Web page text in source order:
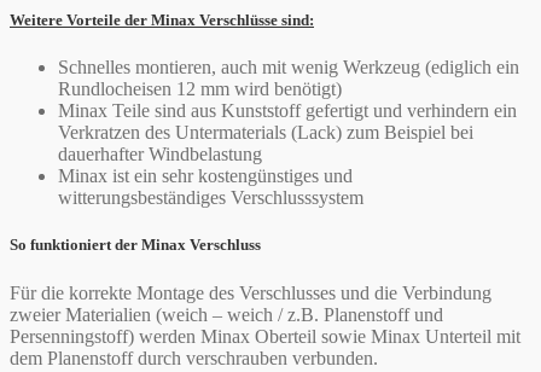
Weitere Vorteile der Minax Verschlüsse sind:
Schnelles montieren, auch mit wenig Werkzeug (ediglich ein
Rundlocheisen 12 mm wird benötigt)
Minax Teile sind aus Kunststoff gefertigt und verhindern ein
Verkratzen des Untermaterials (Lack) zum Beispiel bei
dauerhafter Windbelastung
Minax ist ein sehr kostengünstiges und
witterungsbeständiges Verschlusssystem
So funktioniert der Minax Verschluss
Für die korrekte Montage des Verschlusses und die Verbindung
zweier Materialien (weich – weich / z.B. Planenstoff und
Persenningstoff) werden Minax Oberteil sowie Minax Unterteil mit
dem Planenstoff durch verschrauben verbunden.